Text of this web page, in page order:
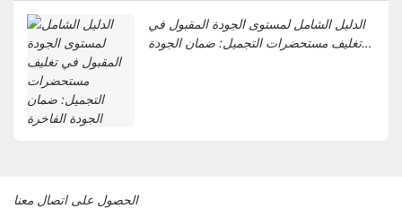
الدليل الشامل لمستوى الجودة المقبول في
تغليف مستحضرات التجميل: ضمان الجودة
الحصول على اتصال معنا